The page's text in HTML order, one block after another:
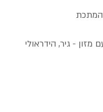
המתכת
- גיר, הידראולי